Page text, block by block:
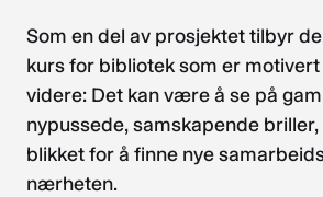
Som en del av prosjektet tilbyr
kurs for bibliotek som er
videre: Det kan være å se på
nypussede, samskapende
blikket for å finne nye
nærheten.